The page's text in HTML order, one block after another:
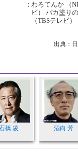
：わろてんか （
ビ） バカ塗り
（TBSテレビ）
出典：
橋 凌 酒向 芳